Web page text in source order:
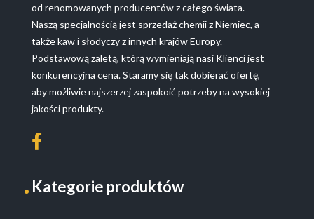
od renomowanych producentów z całego świata.
Naszą specjalnością jest sprzedaż chemii z Niemiec, a
także kaw i słodyczy z innych krajów Europy.
Podstawową zaletą, którą wymieniają nasi Klienci jest
konkurencyjna cena. Staramy się tak dobierać ofertę,
aby możliwie najszerzej zaspokoić potrzeby na wysokiej
jakości produkty.
Kategorie produktów